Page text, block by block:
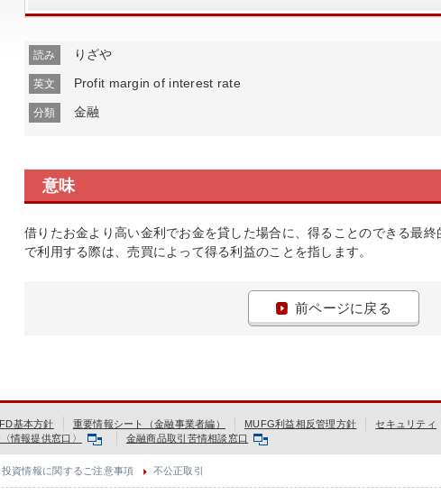
読み りざや
英文 Profit margin of interest rate
分類 金融
意味
借りたお金より高い金利でお金を貸した場合に、得ることのできる最
で利用する際は、売買によって得る利益のことを指します。
前ページに戻る
FD基本方針 重要情報シート（金融事業者編） MUFG利益相反管理方針 セキュリティ
情報提供窓口〉 金融商品取引苦情相談窓口
投資情報に関するご注意事項 不公正取引